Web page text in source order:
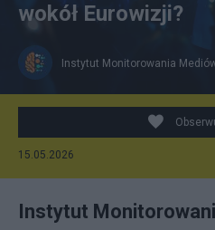
Fot. Pexels / AI25.Studio AI
wokół Eurowizji?
Instytut Monitorowania
15.05.2026
Instytut